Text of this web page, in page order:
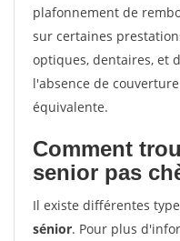
plafonnement de
sur certaines
optiques, dentaires, et
l'absence de
équivalente.
Comment
senior pas
Il existe différentes
sénior. Pour plus